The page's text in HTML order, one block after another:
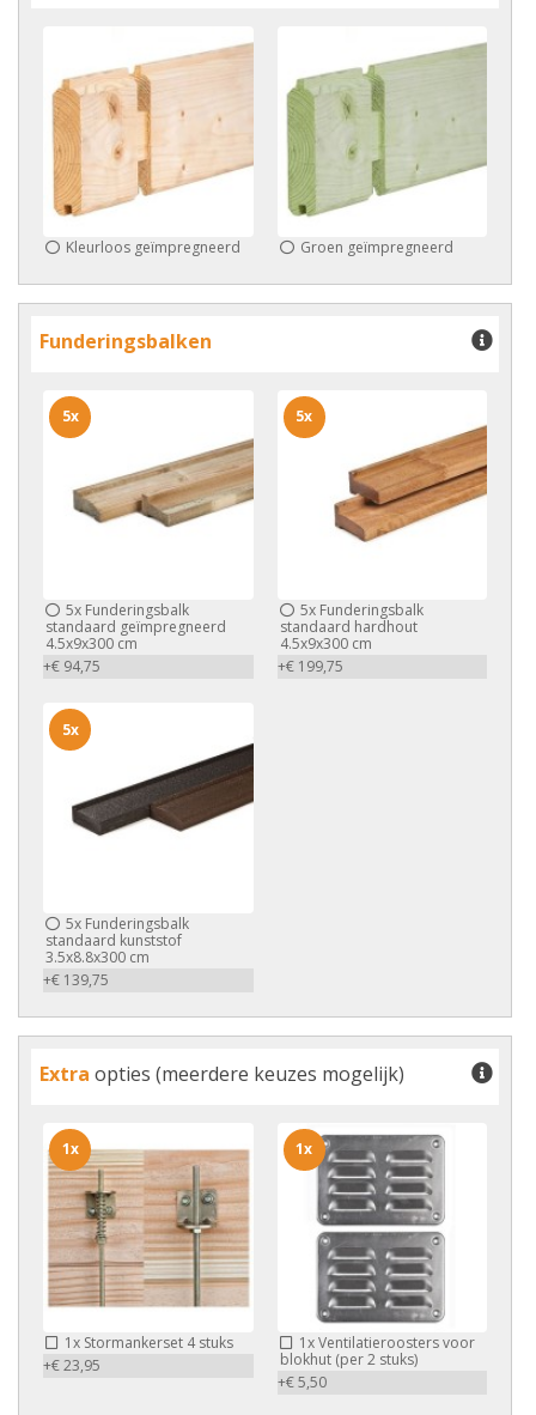
Kleurloos geïmpregneerd Groen geïmpregneerd
Funderingsbalken
5x Funderingsbalk
standaard geïmpregneerd
4.5x9x300 cm
+€ 94,75
5x
5xFunderingsbalk
standaard hardhout
4.5x9x300 cm
+€ 199,75
5x
5x Funderingsbalk
standaard kunststof
3.5x8.8x300 cm
+€ 139,75
5x
Extra opties (meerdere keuzes mogelijk)
1x Stormankerset 4 stuks
+€ 23,95
1x
1xVentilatieroosters voor
blokhut (per 2 stuks)
+€ 5,50
1x